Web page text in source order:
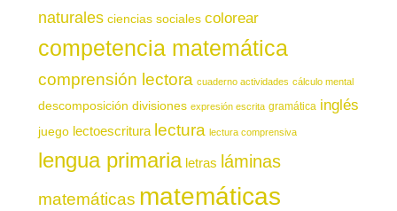
naturales ciencias sociales colorear
competencia matemática
comprensión lectora cuaderno actividades cálculo mental
descomposición divisiones expresión escrita gramática inglés
juego lectoescritura lectura lectura comprensiva
lengua primaria letras láminas
matemáticas matemáticas